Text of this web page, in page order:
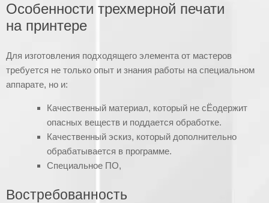
Особенности трехмерной печати
на принтере
Для изготовления подходящего элемента от мастеров
требуется не только опыт и знания работы на специальном
аппарате, но и:
Качественный материал, который не сЁодержит
опасных веществ и поддается обработке.
Качественный эскиз, который дополнительно
обрабатывается в программе.
Специальное ПО,
Востребованность